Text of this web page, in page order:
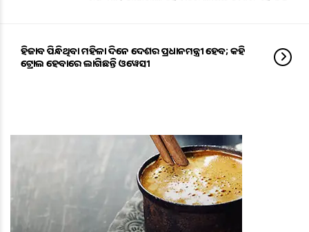
ହିଜାବ ପିନ୍ଧିଥିବା ମହିଳା ଦିନେ ଦେଶର ପ୍ରଧାନମନ୍ତ୍ରୀ ହେବ; କହି
ଟ୍ରୋଲ ହେବାରେ ଲାଗିଛନ୍ତି ଓୱେସୀ